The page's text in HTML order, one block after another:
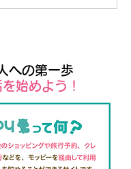
owner」
への第一歩
始めよう！